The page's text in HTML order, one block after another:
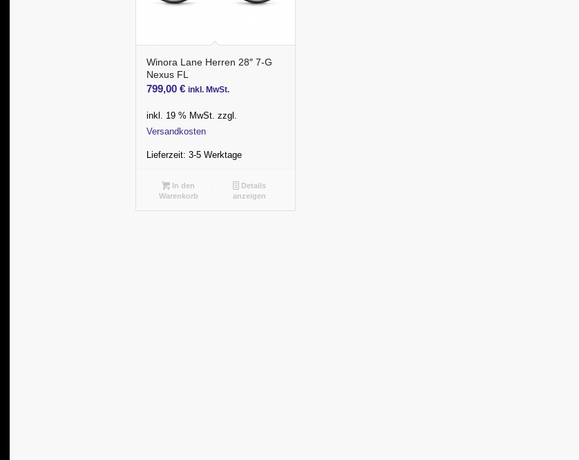
Winora Lane Herren 28″ 7-G
Nexus FL
799,00 € inkl. MwSt.
inkl. 19 % MwSt. zzgl.
Versandkosten
Lieferzeit: 3-5 Werktage
In den
Warenkorb
Details
anzeigen